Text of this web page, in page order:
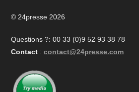
© 24presse 2026
Questions ?: 00 33 (0)9 52 93 38 78
Contact : contact@24presse.com